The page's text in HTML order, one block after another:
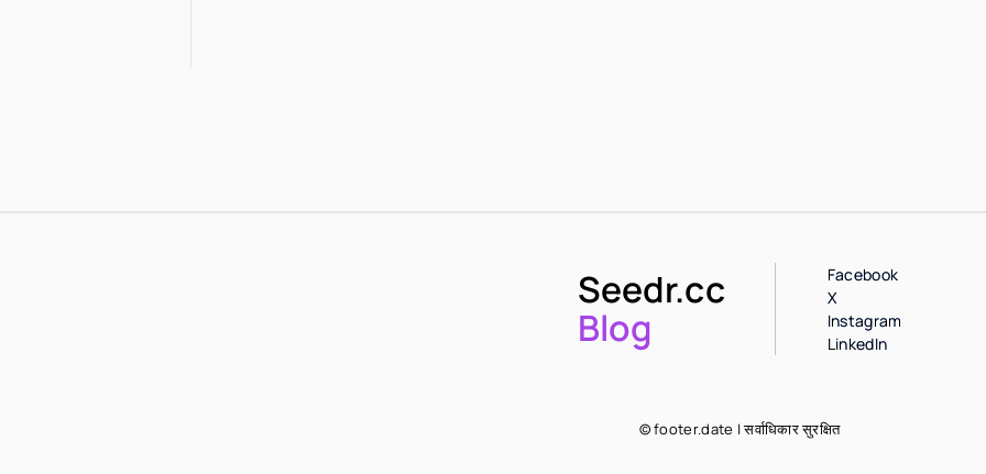
Seedr.cc
Blog
Facebook
X
Instagram
LinkedIn
© footer.date | सर्वाधिकार सुरक्षित